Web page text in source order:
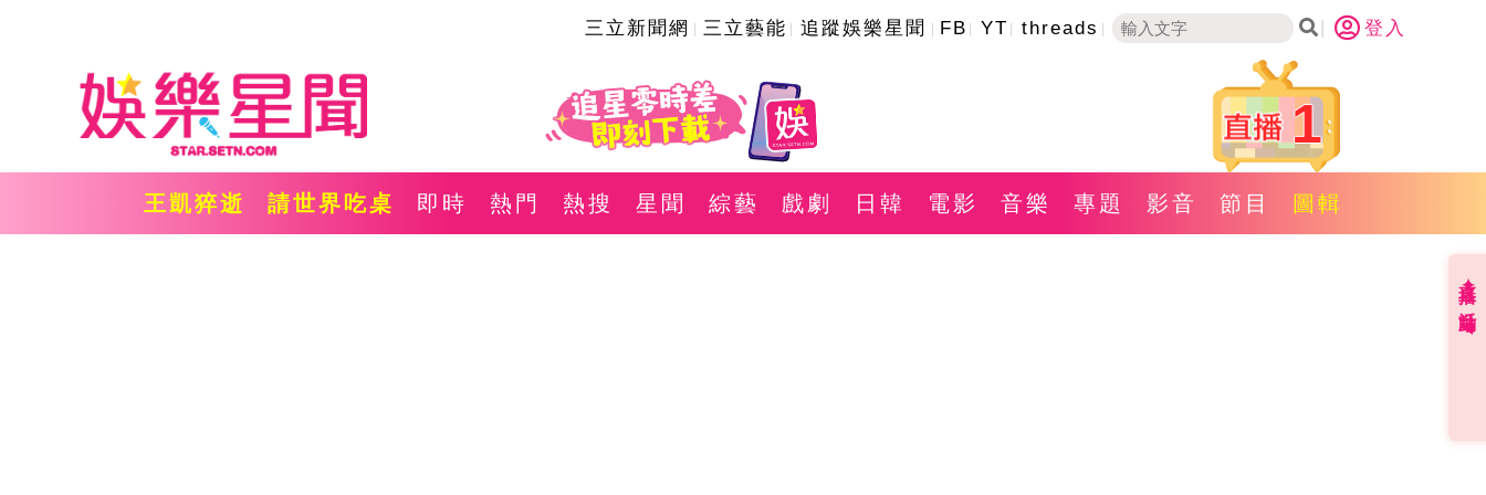
三立新聞網 三立藝能 追蹤娛樂星聞 FB YT threads 登入
1
王凱猝逝 請世界吃桌 即時 熱門 熱搜 星聞 綜藝 戲劇 日韓 電影 音樂 專題 影音 節目 圖輯
直播✦活動